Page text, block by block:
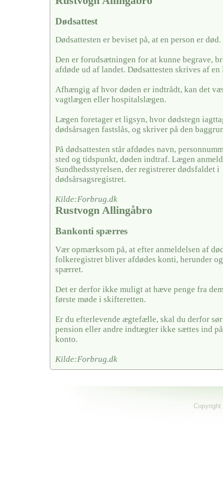
Dødsattest
Dødsattesten er beviset på, at en person er død.
Den er forudsætningen for at kunne begrave,
afdøde ud af landet. Dødsattesten skrives af en
Afhængig af hvor døden er indtrådt, kan det
vagtlægen eller hospitalslægen.
Lægen foretager et ligsyn, hvor dødstegn
dødsårsagen fastslås, og skriver på den
På dødsattesten står afdødes navn,
sted og tidspunkt, døden indtraf. Lægen
Sundhedsstyrelsen, der registrerer dødsfaldet i
dødsårsagsregistret.
Kilde:Forbrug.dk
Rustvogn Allingåbro
Bankonti spærres
Vær opmærksom på, at efter anmeldelsen af
folkeregistret bliver afdødes konti, herunder
spærret.
Det er derfor ikke muligt at hæve penge fra
første møde i skifteretten.
Er du efterlevende ægtefælle, skal du derfor
pension eller andre indtægter ikke sættes ind
konto.
Kilde:Forbrug.dk